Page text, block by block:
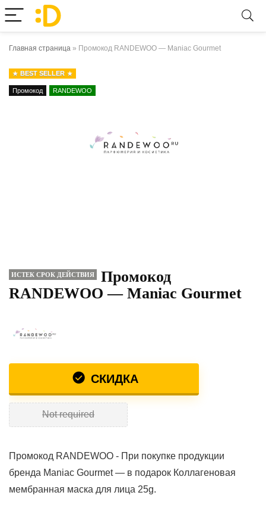
Главная страница » Промокод RANDEWOO — Maniac Gourmet
BEST SELLER
Промокод RANDEWOO
ИСТЕК СРОК ДЕЙСТВИЯ
Промокод
RANDEWOO — Maniac Gourmet
СКИДКА
Not required
Промокод RANDEWOO - При покупке продукции
бренда Maniac Gourmet — в подарок Коллагеновая
мембранная маска для лица 25g.